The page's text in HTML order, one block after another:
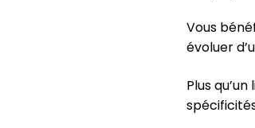
Vous
évoluer
Plus